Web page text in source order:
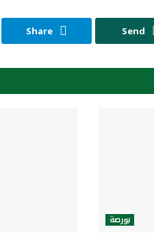
Send
Share
بورصة